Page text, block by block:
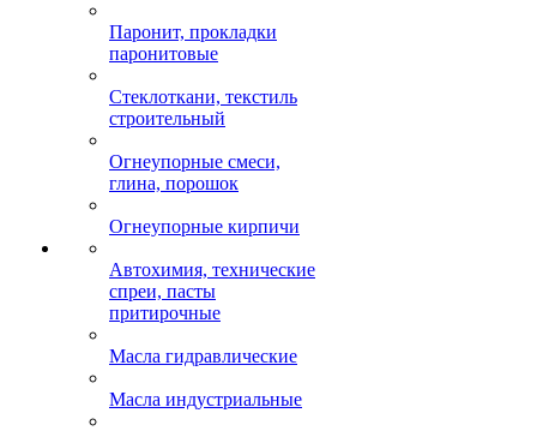
Паронит, прокладки
паронитовые
Стеклоткани, текстиль
строительный
Огнеупорные смеси,
глина, порошок
Огнеупорные кирпичи
Автохимия, технические
спреи, пасты
притирочные
Масла гидравлические
Масла индустриальные